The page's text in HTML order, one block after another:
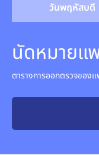
วันพฤหัสบดี
นัดหมายแ
ตารางการออกตรวจของ